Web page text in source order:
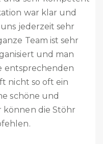
Vom ersten
habt Ihr uns
unterstützt und
Das ganze
sehr freundlich
Stöhr Immobilien
ist schön zu wissen,
es noch kompetente
gibt.